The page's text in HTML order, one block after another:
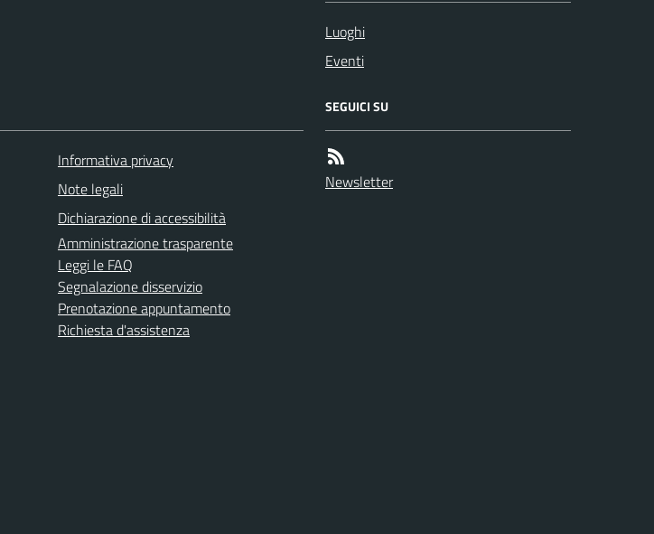
Luoghi
Eventi
Informativa privacy
Note legali
Dichiarazione di accessibilità
Amministrazione trasparente
Leggi le FAQ
Segnalazione disservizio
Prenotazione appuntamento
Richiesta d'assistenza
SEGUICI SU
Newsletter